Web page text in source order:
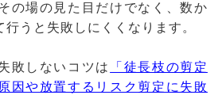
の場の見た目だけでなく、数か
うと失敗しにくくなります。
敗しないコツは
「徒長枝の剪定
因や放置するリスク剪定に失敗